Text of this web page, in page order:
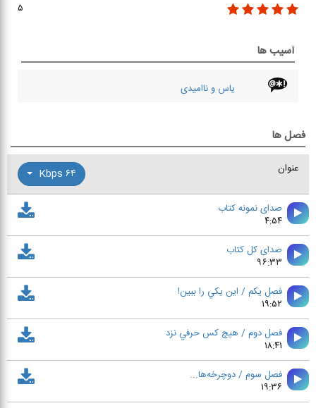
۵
آسیب ها
یاس و ناامیدی
فصل ها
عنوان ۶۴ Kbps
صدای نمونه کتاب
۴:۵۴
صدای کل کتاب
۹۶:۳۳
فصل يكم / اين يكي را ببين!
۱۹:۵۲
فصل دوم / هيچ كس حرفي نزد
۱۸:۴۱
فصل سوم / دوچرخه‌ها...
۱۹:۳۶